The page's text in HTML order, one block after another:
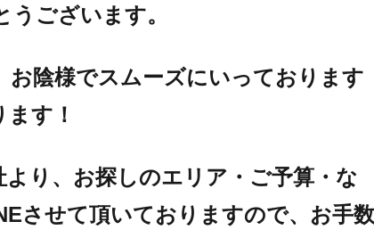
うございます。
お陰様でスムーズにいっております
す！
り、お探しのエリア・ご予算・な
させて頂いておりますので、お手数